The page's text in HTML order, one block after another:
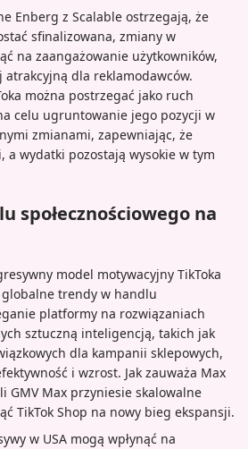
Enberg z Scalable ostrzegają, że
sfinalizowana, zmiany w
na zaangażowanie użytkowników,
dla reklamodawców.
można postrzegać jako ruch
celu ugruntowanie jego pozycji w
zmianami, zapewniając, że
a wydatki pozostają wysokie w tym
społecznościowego na
model motywacyjny TikToka
globalne trendy w handlu
platformy na rozwiązaniach
sztuczną inteligencją, takich jak
dla kampanii sklepowych,
i wzrost. Jak zauważa Max
GMV Max przyniesie skalowalne
TikTok Shop na nowy bieg ekspansji.
w USA mogą wpłynąć na